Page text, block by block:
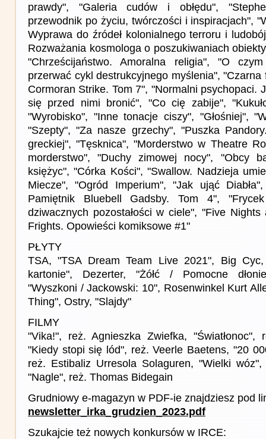
prawdy", "Galeria cudów i obłędu",
przewodnik po życiu, twórczości i inspiracjach",
Wyprawa do źródeł kolonialnego terroru i
Rozważania kosmologa o poszukiwaniach
"Chrześcijaństwo. Amoralna religia", "O
przerwać cykl destrukcyjnego myślenia", "Czarna
Cormoran Strike. Tom 7", "Normalni psychopaci.
się przed nimi bronić", "Co cię zabije",
"Wyrobisko", "Inne tonacje ciszy", "Głośniej",
"Szepty", "Za nasze grzechy", "Puszka
greckiej", "Tęsknica", "Morderstwo w Theatre
morderstwo", "Duchy zimowej nocy", "Obcy
księżyc", "Córka Kości", "Swallow. Nadzieja
Miecze", "Ogród Imperium", "Jak ująć
Pamiętnik Bluebell Gadsby. Tom 4",
dziwacznych pozostałości w ciele", "Five Nights
Frights. Opowieści komiksowe #1"
PŁYTY
TSA, "TSA Dream Team Live 2021", Big
kartonie", Dezerter, "Żółć / Pomocne
"Wyszkoni / Jackowski: 10", Rosenwinkel Kurt
Thing", Ostry, "Slajdy"
FILMY
"Vika!", reż. Agnieszka Zwiefka, "Światłonoc",
"Kiedy stopi się lód", reż. Veerle Baetens, "20
reż. Estibaliz Urresola Solaguren, "Wielki
"Nagle", reż. Thomas Bidegain
Grudniowy e-magazyn w PDF-ie znajdziesz pod
newsletter_irka_grudzien_2023.pdf
Szukajcie też nowych konkursów w IRCE: